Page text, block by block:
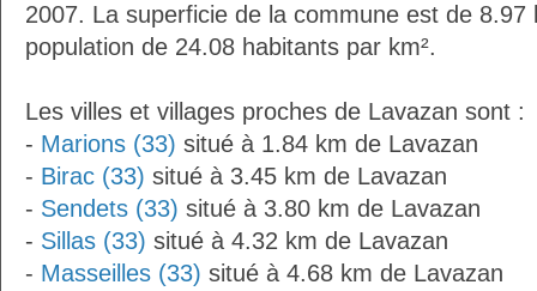
2007. La superficie de la commune est de 8.97
population de 24.08 habitants par km².
Les villes et villages proches de Lavazan sont :
- Marions (33) situé à 1.84 km de Lavazan
- Birac (33) situé à 3.45 km de Lavazan
- Sendets (33) situé à 3.80 km de Lavazan
- Sillas (33) situé à 4.32 km de Lavazan
- Masseilles (33) situé à 4.68 km de Lavazan